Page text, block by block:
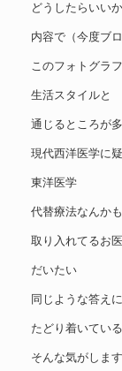
どうしたらいい
内容で（今度ブ
このフォトグラ
生活スタイルと
通じるところが
現代西洋医学に
東洋医学
代替療法なんかも
取り入れてるお
だいたい
同じような答えに
たどり着いてい
そんな気がしま